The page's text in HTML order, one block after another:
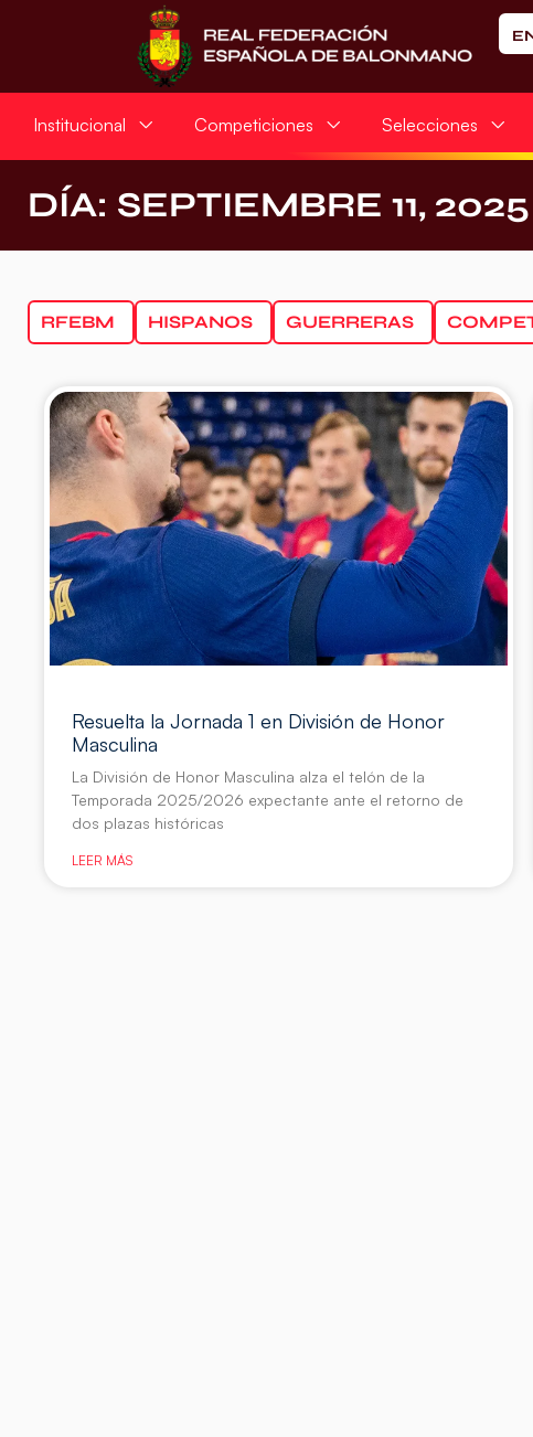
Institucional Competiciones Selecciones
DÍA: SEPTIEMBRE 11, 2025
RFEBM HISPANOS GUERRERAS
Resuelta la Jornada 1 en División de Honor
Masculina
La División de Honor Masculina alza el telón de la
Temporada 2025/2026 expectante ante el retorno de
dos plazas históricas
LEER MÁS